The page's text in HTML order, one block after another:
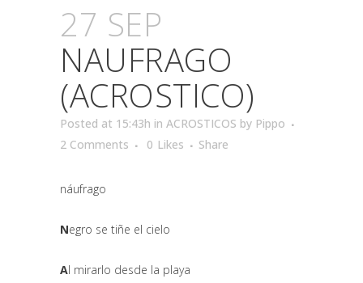
27 SEP
NAUFRAGO
(ACROSTICO)
Posted at 15:43h in ACROSTICOS by Pippo
2 Comments
0 Likes Share
náufrago
Negro se tiñe el cielo
Al mirarlo desde la playa